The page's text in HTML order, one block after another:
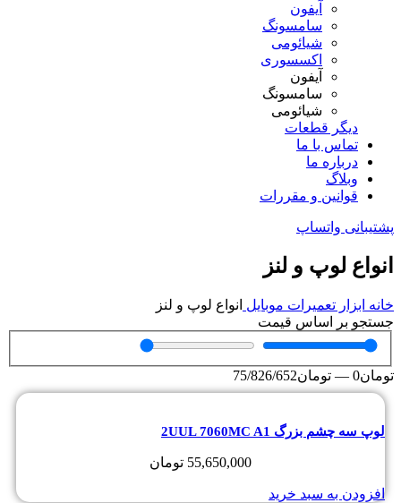
آیفون
سامسونگ
شیائومی
اکسسوری
آیفون
سامسونگ
شیائومی
دیگر قطعات
تماس با ما
درباره ما
وبلاگ
قوانین و مقررات
پشتیبانی واتساپ
انواع لوپ و لنز
خانه ابزار تعمیرات موبایل انواع لوپ و لنز
جستجو بر اساس قیمت
تومان0
— تومان75/826/652
لوپ سه چشم بزرگ 2UUL 7060MC A1
55,650,000 تومان
افزودن به سبد خرید